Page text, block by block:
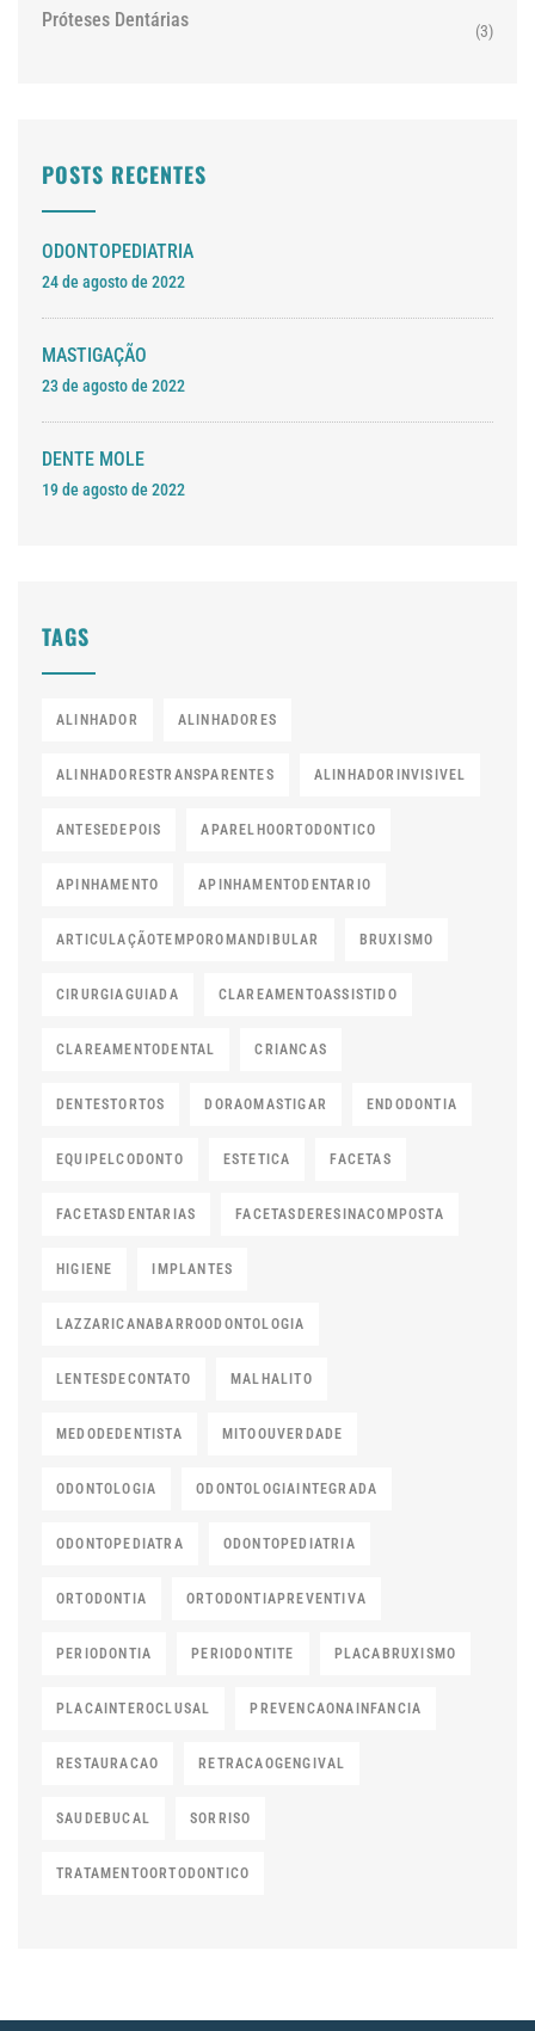
Próteses Dentárias (3)
POSTS RECENTES
ODONTOPEDIATRIA
24 de agosto de 2022
MASTIGAÇÃO
23 de agosto de 2022
DENTE MOLE
19 de agosto de 2022
TAGS
ALINHADOR ALINHADORES
ALINHADORESTRANSPARENTES ALINHADORINVISIVEL
ANTESEDEPOIS APARELHOORTODONTICO
APINHAMENTO APINHAMENTODENTARIO
ARTICULAÇÃOTEMPOROMANDIBULAR BRUXISMO
CIRURGIAGUIADA CLAREAMENTOASSISTIDO
CLAREAMENTODENTAL CRIANCAS
DENTESTORTOS DORAOMASTIGAR ENDODONTIA
EQUIPELCODONTO ESTETICA FACETAS
FACETASDENTARIAS FACETASDERESINACOMPOSTA
HIGIENE IMPLANTES
LAZZARICANABARROODONTOLOGIA
LENTESDECONTATO MALHALITO
MEDODEDENTISTA MITOOUVERDADE
ODONTOLOGIA ODONTOLOGIAINTEGRADA
ODONTOPEDIATRA ODONTOPEDIATRIA
ORTODONTIA ORTODONTIAPREVENTIVA
PERIODONTIA PERIODONTITE PLACABRUXISMO
PLACAINTEROCLUSAL PREVENCAONAINFANCIA
RESTAURACAO RETRACAOGENGIVAL
SAUDEBUCAL SORRISO
TRATAMENTOORTODONTICO